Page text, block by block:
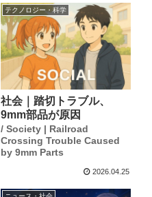
テクノロジー・科学
社会｜踏切トラブル、
9mm部品が原因
/ Society | Railroad
Crossing Trouble Caused
by 9mm Parts
2026.04.25